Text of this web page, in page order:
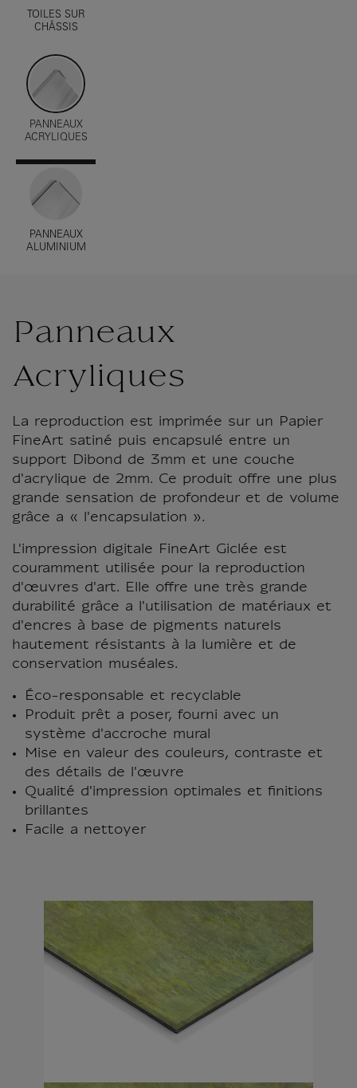
TOILES SUR
CHÂSSIS
PANNEAUX
ACRYLIQUES
PANNEAUX
ALUMINIUM
Panneaux
Acryliques
La reproduction est imprimée sur un Papier
FineArt satiné puis encapsulé entre un
support Dibond de 3mm et une couche
d'acrylique de 2mm. Ce produit offre une plus
grande sensation de profondeur et de volume
grâce a « l'encapsulation ».
L'impression digitale FineArt Giclée est
couramment utilisée pour la reproduction
d'œuvres d'art. Elle offre une très grande
durabilité grâce a l'utilisation de matériaux et
d'encres à base de pigments naturels
hautement résistants à la lumière et de
conservation muséales.
Éco-responsable et recyclable
Produit prêt a poser, fourni avec un
système d'accroche mural
Mise en valeur des couleurs, contraste et
des détails de l'œuvre
Qualité d'impression optimales et finitions
brillantes
Facile a nettoyer